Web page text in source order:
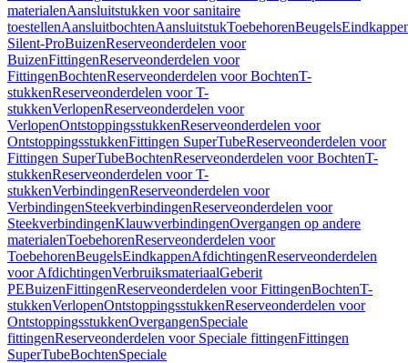
materialenAansluitstukken voor sanitaire
toestellenAansluitbochtenAansluitstukToebehorenBeugels
Silent-ProBuizenReserveonderdelen voor
BuizenFittingenReserveonderdelen voor
FittingenBochtenReserveonderdelen voor BochtenT-
stukkenReserveonderdelen voor T-
stukkenVerlopenReserveonderdelen voor
VerlopenOntstoppingsstukkenReserveonderdelen voor
OntstoppingsstukkenFittingen SuperTubeReserveonderdelen voor
Fittingen SuperTubeBochtenReserveonderdelen voor BochtenT-
stukkenReserveonderdelen voor T-
stukkenVerbindingenReserveonderdelen voor
VerbindingenSteekverbindingenReserveonderdelen voor
SteekverbindingenKlauwverbindingenOvergangen op andere
materialenToebehorenReserveonderdelen voor
ToebehorenBeugelsEindkappenAfdichtingenReserveonderdelen
voor AfdichtingenVerbruiksmateriaalGeberit
PEBuizenFittingenReserveonderdelen voor FittingenBochtenT-
stukkenVerlopenOntstoppingsstukkenReserveonderdelen voor
OntstoppingsstukkenOvergangenSpeciale
fittingenReserveonderdelen voor Speciale fittingenFittingen
SuperTubeBochtenSpeciale